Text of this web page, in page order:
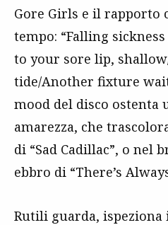
Gore Girls e il rapporto
tempo: “Falling
to your sore lip,
tide/Another fixture
mood del disco ostenta
amarezza, che
di “Sad Cadillac”, o nel
ebbro di “There’s
Rutili guarda,